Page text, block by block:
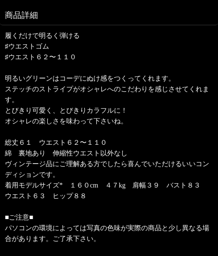
商品詳細
履くだけで明るく弾ける
♯ウエストゴム
♯ウエスト６２〜１１０
明るいグリーンはコーデにぬけ感をつくってくれます。
ステッチのストライプがオシャレへのこだわりを感じさせてくれま
す。
とびきり可愛く、とびきりカラフルに！
オシャレの楽しさを味わって下さいね。
総丈６１ ウエスト６２〜１１０
綿 裏地あり 伸縮性ウエスト以外なし
ヴィンテージ品にご理解ある方でしたら喜んでいただけるいいコン
ディションです。
着用モデルサイズ* １６０cm ４７kg 肩幅３９ バスト８３
ウエスト６３ ヒップ８８
■ご注意■
パソコンの環境によっては写真の色味が実際の商品と少し異なる場
合があります。ご了承下さい。